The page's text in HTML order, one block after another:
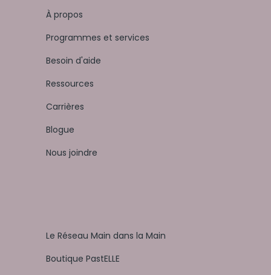
À propos
Programmes et services
Besoin d'aide
Ressources
Carrières
Blogue
Nous joindre
Le Réseau Main dans la Main
Boutique PastELLE